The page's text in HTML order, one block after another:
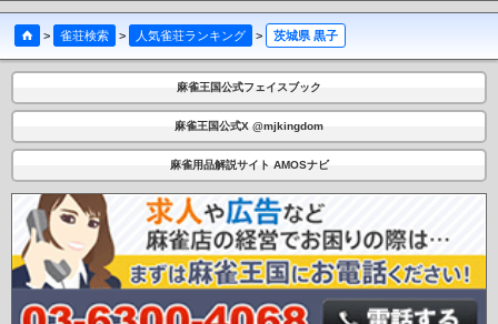
> 雀荘検索 > 人気雀荘ランキング > 茨城県 黒子
麻雀王国公式フェイスブック
麻雀王国公式X @mjkingdom
麻雀用品解説サイト AMOSナビ